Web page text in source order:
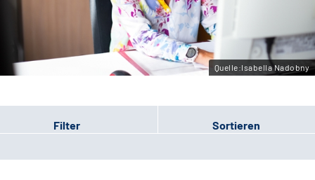
Leichte Sprache
Quelle:Isabella Nadobny
Filter Sortieren